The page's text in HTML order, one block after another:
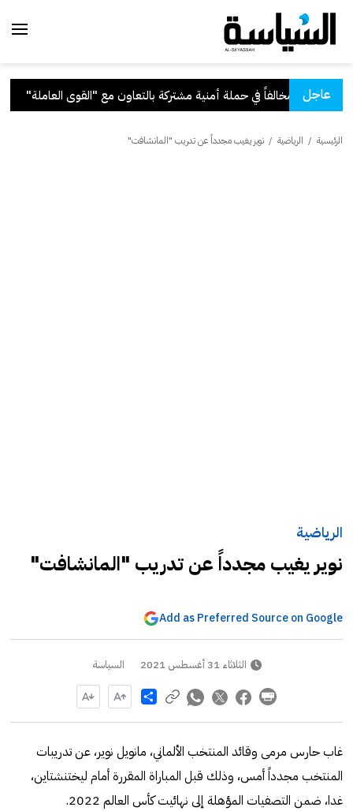
عاجلمع "القوى العاملة"
الرئيسية / الرياضية / نوير يغيب مجدداً عن تدريب "المانشافت"
الرياضية
نوير يغيب مجدداً عن تدريب "المانشافت"
Add as Preferred Source on Google
الثلاثاء 31 أغسطس 2021 السياسة
Share
غاب حارس مرمى وقائد المنتخب الألماني، مانويل نوير، عن تدريبات
المنتخب مجدداً أمس، وذلك قبل المباراة المقررة أمام ليختنشتاين،
غدا، ضمن التصفيات المؤهلة إلى نهائيت كأس العالم 2022.